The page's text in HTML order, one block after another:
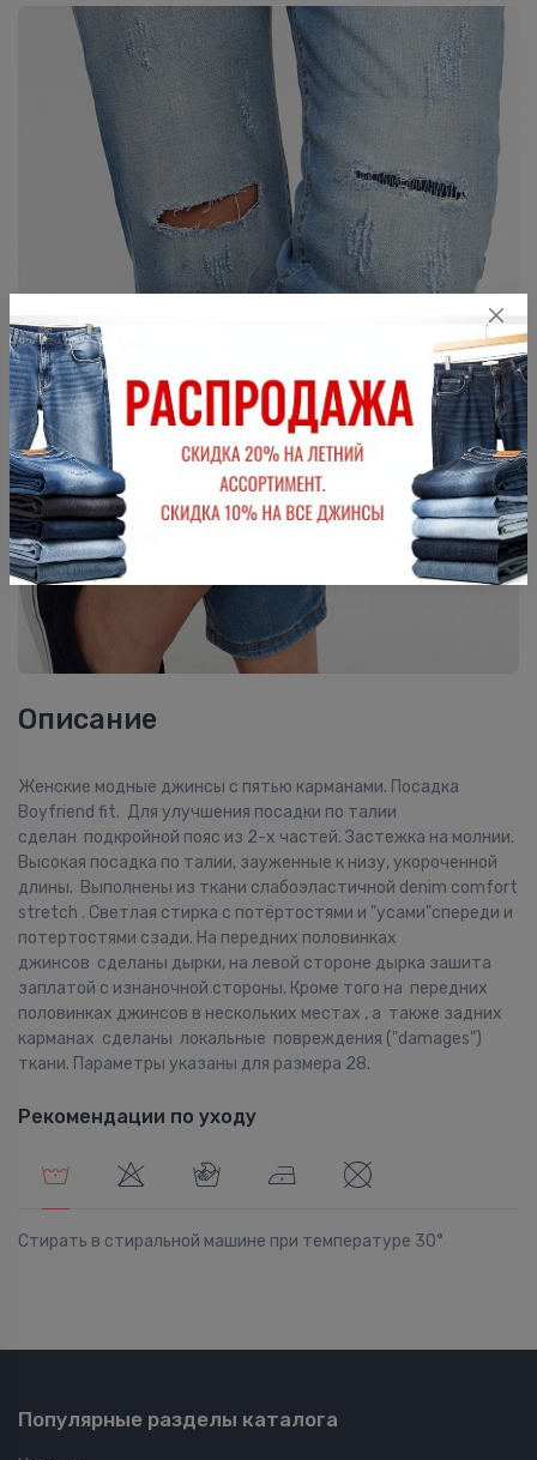
Описание
Женские модные джинсы с пятью карманами. Посадка
Boyfriend fit. Для улучшения посадки по талии
сделан подкройной пояс из 2-х частей. Застежка на молнии.
Высокая посадка по талии, зауженные к низу, укороченной
длины. Выполнены из ткани слабоэластичной denim comfort
stretch . Светлая стирка с потёртостями и "усами"спереди и
потертостями сзади. На передних половинках
джинсов сделаны дырки, на левой стороне дырка зашита
заплатой с изнаночной стороны. Кроме того на передних
половинках джинсов в нескольких местах , а также задних
карманах сделаны локальные повреждения ("damages")
ткани. Параметры указаны для размера 28.
Рекомендации по уходу
Стирать в стиральной машине при температуре 30°
Популярные разделы каталога